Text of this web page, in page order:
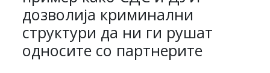
дозволија криминални
структури да ни ги рушат
односите со партнерите